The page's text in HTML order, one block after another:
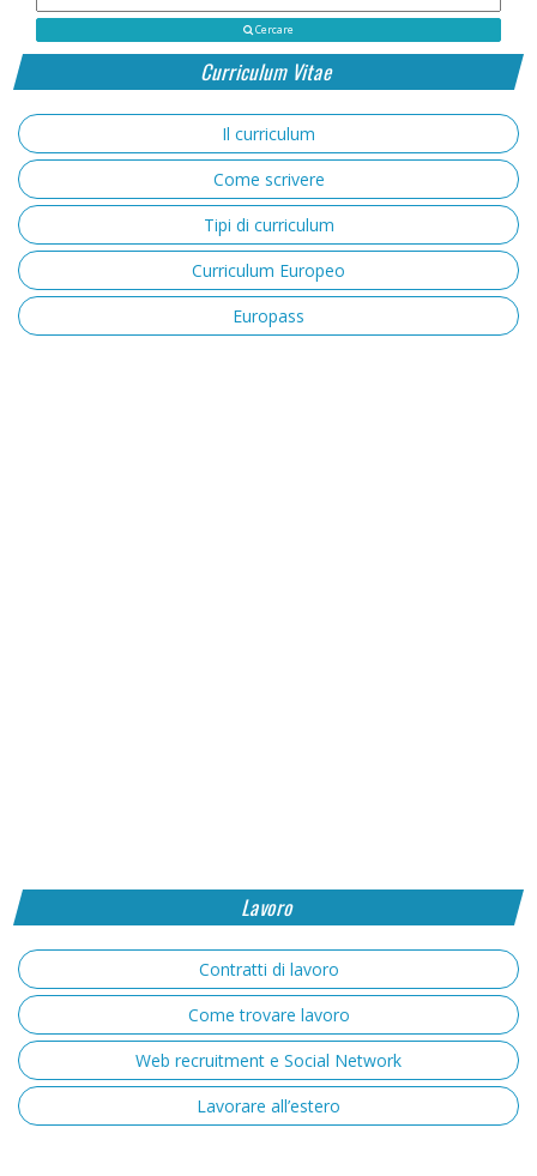
Cercare
Curriculum Vitae
Il curriculum
Come scrivere
Tipi di curriculum
Curriculum Europeo
Europass
Lavoro
Contratti di lavoro
Come trovare lavoro
Web recruitment e Social Network
Lavorare all’estero